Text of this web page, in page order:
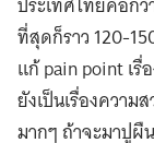
ที่สุดก็ราว 120-
แก้ pain point เ
ยังเป็นเรื่องควา
มากๆ ถ้าจะมาปูผื